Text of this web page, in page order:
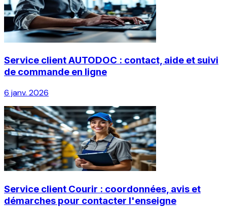
Service client AUTODOC : contact, aide et suivi
de commande en ligne
6 janv. 2026
Service client Courir : coordonnées, avis et
démarches pour contacter l'enseigne